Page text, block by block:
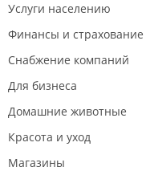
Услуги населению
Финансы и страхование
Снабжение компаний
Для бизнеса
Домашние животные
Красота и уход
Магазины